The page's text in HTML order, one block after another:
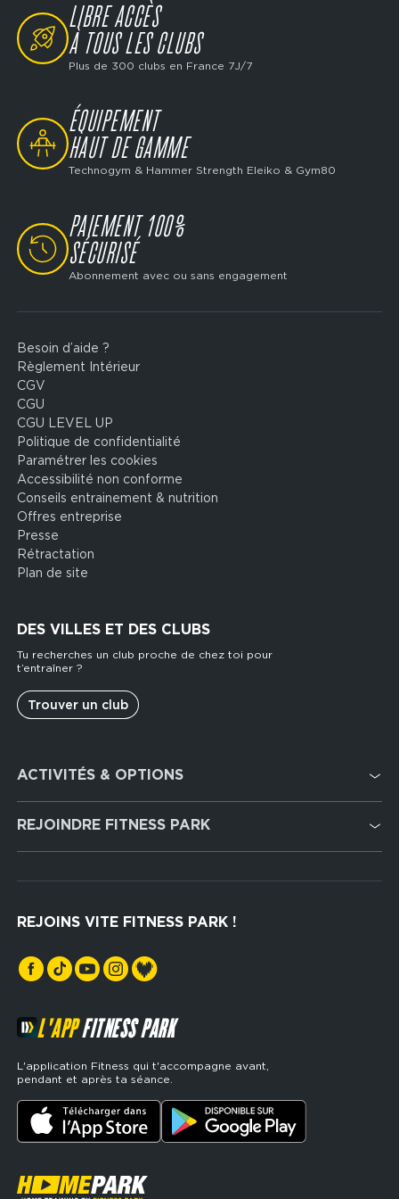
SVG
LIBRE ACCÈS
À TOUS LES CLUBS
Plus de 300 clubs en France 7J/7
SVG
ÉQUIPEMENT
HAUT DE GAMME
Technogym & Hammer Strength Eleiko & Gym80
SVG
PAIEMENT 100%
SÉCURISÉ
Abonnement avec ou sans engagement
Footer
legal
Besoin d’aide ?
Règlement Intérieur
CGV
CGU
CGU LEVEL UP
Politique de confidentialité
Paramétrer les cookies
Accessibilité non conforme
Conseils entrainement & nutrition
Offres entreprise
Presse
Rétractation
Plan de site
DES VILLES ET DES CLUBS
Tu recherches un club proche de chez toi pour
t’entraîner ?
Trouver un club
services
ACTIVITÉS & OPTIONS
Cardio Training
Musculation
Hyrox Zone
Cross Training
REJOINDRE FITNESS PARK
REJOINS VITE FITNESS PARK !
L'APPFITNESS PARK
L'application Fitness qui t'accompagne avant,
pendant et après ta séance.